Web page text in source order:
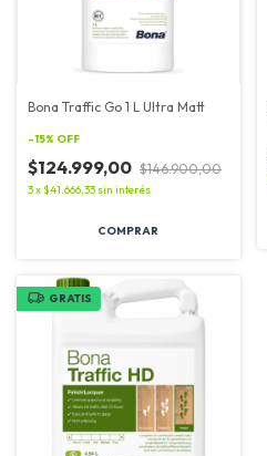
Bona Traffic Go 1 L Ultra Matt
-15% OFF
$124.999,00 $146.900,00
3x$41.666,33 sin interés
GRATIS